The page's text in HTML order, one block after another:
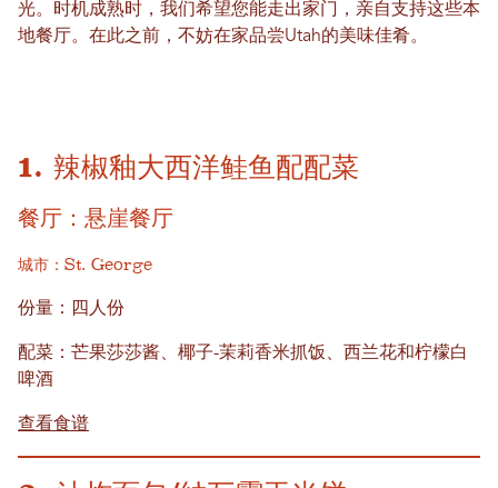
光。时机成熟时，我们希望您能走出家门，亲自支持这些本
地餐厅。在此之前，不妨在家品尝Utah的美味佳肴。
1. 辣椒釉大西洋鲑鱼配配菜
餐厅：悬崖餐厅
城市：St. George
份量：四人份
配菜：芒果莎莎酱、椰子-茉莉香米抓饭、西兰花和柠檬白
啤酒
查看食谱